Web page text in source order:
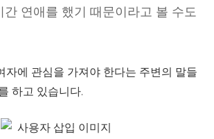
간 연애를 했기 때문이라고 볼 수도
자에 관심을 가져야 한다는 주변의 말들
하고 있습니다.